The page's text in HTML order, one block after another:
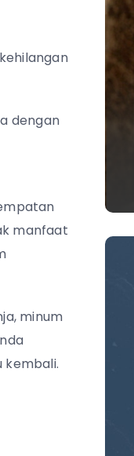
dengan
manfaat
minum
kembali.